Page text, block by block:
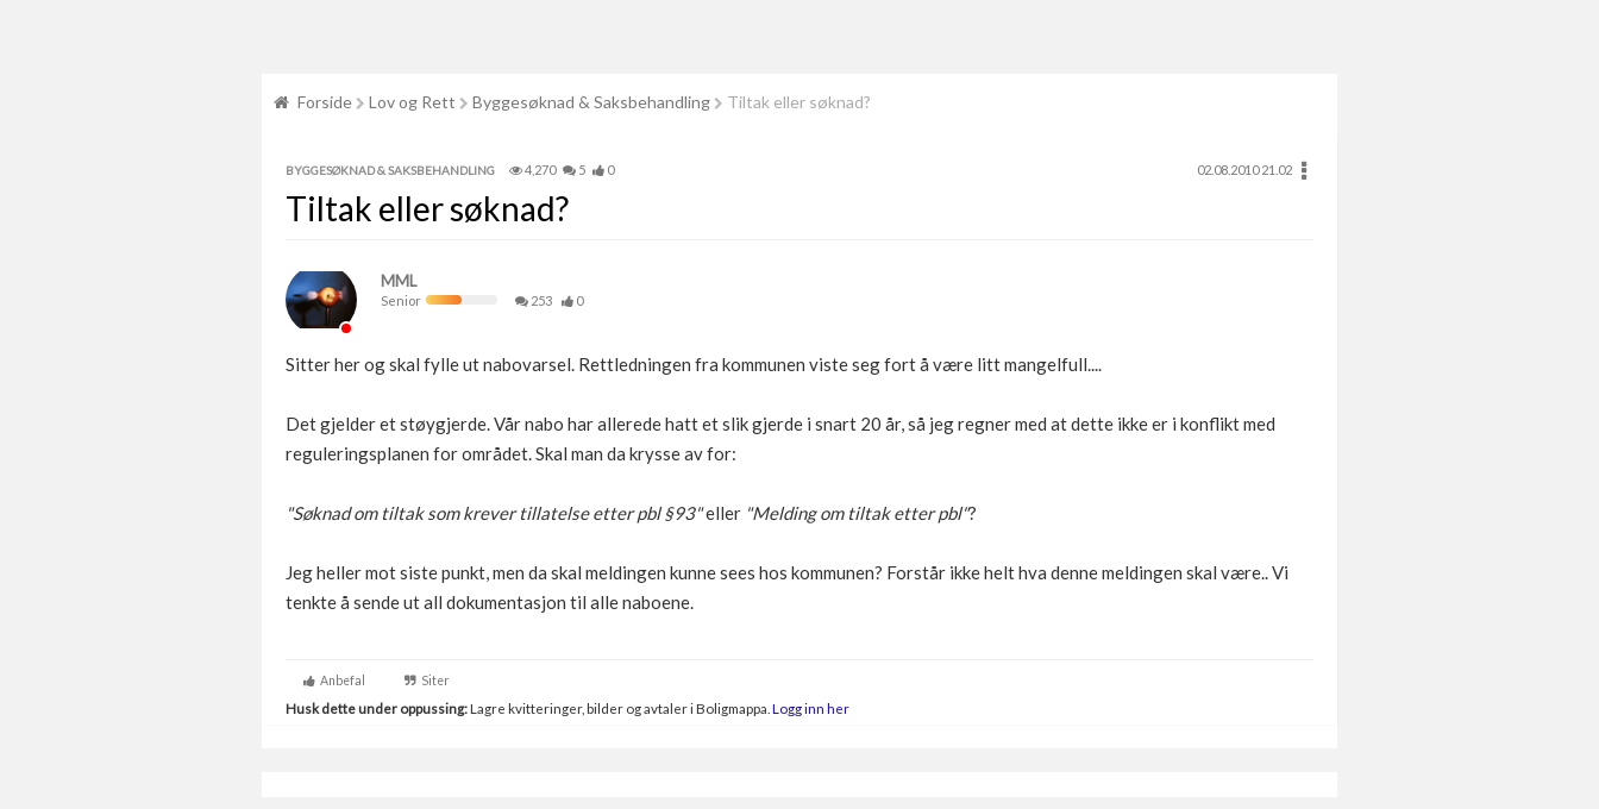
Forside Lov og Rett Byggesøknad & Saksbehandling Tiltak eller søknad?
BYGGESØKNAD & SAKSBEHANDLING 4,270 5 0 02.08.2010 21.02
Tiltak eller søknad?
MML
Senior 253 0
Sitter her og skal fylle ut nabovarsel. Rettledningen fra kommunen viste seg fort å være litt mangelfull....
Det gjelder et støygjerde. Vår nabo har allerede hatt et slik gjerde i snart 20 år, så jeg regner med at dette ikke er i konflikt med
reguleringsplanen for området. Skal man da krysse av for:
"Søknad om tiltak som krever tillatelse etter pbl §93"eller "Melding om tiltak etter pbl"?
Jeg heller mot siste punkt, men da skal meldingen kunne sees hos kommunen? Forstår ikke helt hva denne meldingen skal være.. Vi
tenkte å sende ut all dokumentasjon til alle naboene.
Anbefal Siter
Husk dette under oppussing:Lagre kvitteringer, bilder og avtaler i Boligmappa. Logg inn her